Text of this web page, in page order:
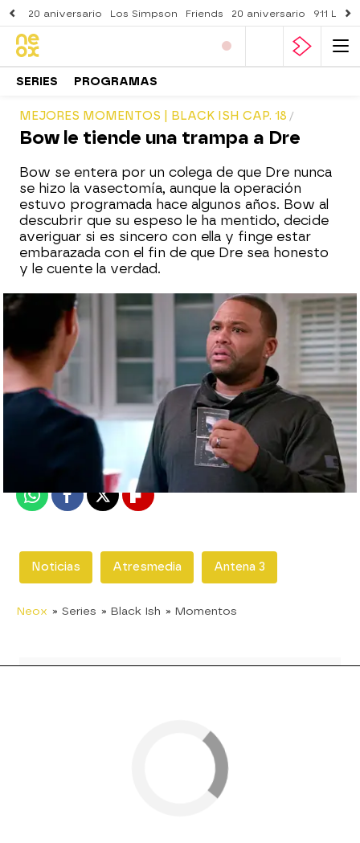
20 aniversario Los Simpson Friends 20 aniversario 911
SERIES PROGRAMAS
MEJORES MOMENTOS | BLACK ISH CAP. 18
Bow le tiende una trampa a Dre
Bow se entera por un colega de que Dre nunca
se hizo la vasectomía, aunque la operación
estuvo programada hace algunos años. Bow al
descubrir que su espeso le ha mentido, decide
averiguar si es sincero con ella y finge estar
embarazada con el fin de que Dre sea honesto
y le cuente la verdad.
neox
Madrid
26 de septiembre de 2015, 19:56
WhatsappFacebook
X Flipboard
Noticias Atresmedia Antena 3
Neox » Series » Black Ish » Momentos